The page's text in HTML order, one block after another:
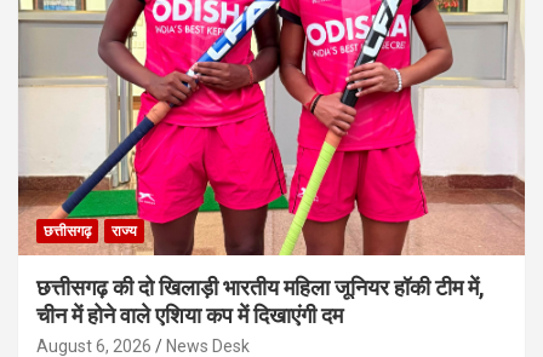
छत्तीसगढ़ राज्य
छत्तीसगढ़ की दो खिलाड़ी भारतीय महिला जूनियर हॉकी टीम में,
चीन में होने वाले एशिया कप में दिखाएंगी दम
August 6, 2026 News Desk